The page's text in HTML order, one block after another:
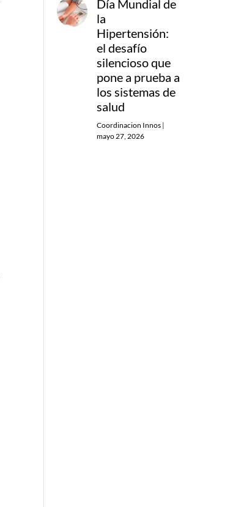
Día Mundial de
la
Hipertensión:
el desafío
silencioso que
pone a prueba a
los sistemas de
salud
Coordinacion Innos |
mayo 27, 2026